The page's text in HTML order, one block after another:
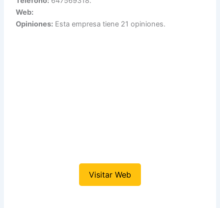
Web:
Opiniones: Esta empresa tiene 21 opiniones.
Visitar Web